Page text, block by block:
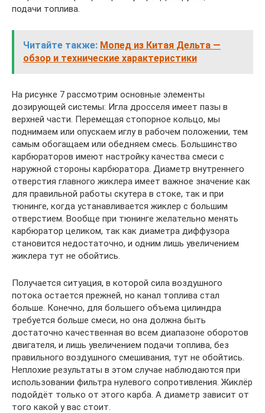
подачи топлива.
Читайте также: Мопед из Китая Дельта —
обзор и технические характеристики
На рисунке 7 рассмотрим основные элементы
дозирующей системы: Игла дросселя имеет пазы в
верхней части. Перемещая стопорное кольцо, мы
поднимаем или опускаем иглу в рабочем положении, тем
самым обогащаем или обедняем смесь. Большинство
карбюраторов имеют настройку качества смеси с
наружной стороны карбюратора. Диаметр внутреннего
отверстия главного жиклера имеет важное значение как
для правильной работы скутера в стоке, так и при
тюнинге, когда устанавливается жиклер с большим
отверстием. Вообще при тюнинге желательно менять
карбюратор целиком, так как диаметра диффузора
становится недостаточно, и одним лишь увеличением
жиклера тут не обойтись.
Получается ситуация, в которой сила воздушного
потока остается прежней, но канал топлива стал
больше. Конечно, для большего объема цилиндра
требуется больше смеси, но она должна быть
достаточно качественная во всем диапазоне оборотов
двигателя, и лишь увеличением подачи топлива, без
правильного воздушного смешивания, тут не обойтись.
Неплохие результаты в этом случае наблюдаются при
использовании фильтра нулевого сопротивления. Жиклёр
подойдёт только от этого карба. А диаметр зависит от
того какой у вас стоит.